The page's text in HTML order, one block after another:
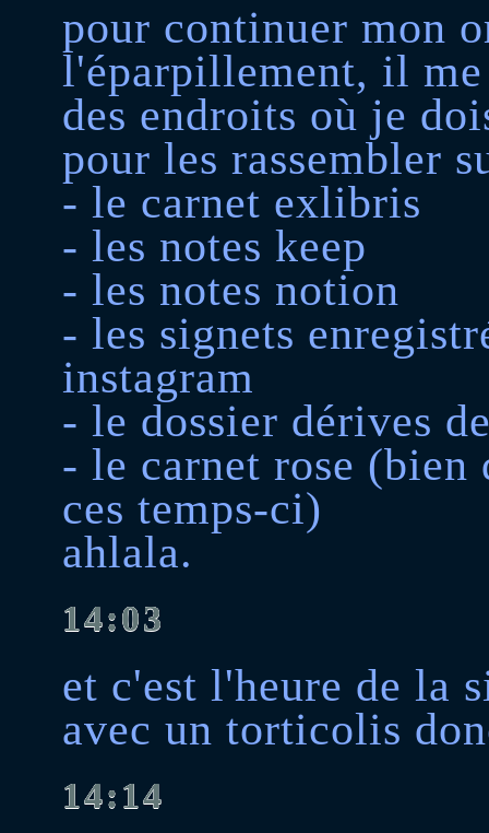
pour continuer mon
l'éparpillement, il
des endroits où je
pour les rassembler
- le carnet exlibris
- les notes keep
- les notes notion
- les signets
instagram
- le dossier dérives
- le carnet rose
ces temps-ci)
ahlala.
14:03
et c'est l'heure de la
avec un torticolis
14:14